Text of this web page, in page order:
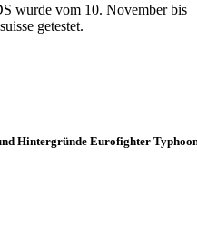
wurde vom 10. November bis
getestet.
Hintergründe Eurofighter